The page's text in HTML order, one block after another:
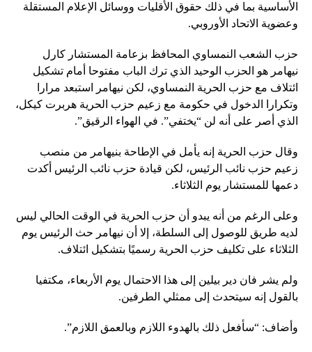
الأساسية بما في ذلك حقوق الأقليات ووسائل الإعلام المستقلة
وعضوية الاتحاد الأوروبي.
حزب الشعب النمساوي المحافظ بزعامة المستشار كارل
نيهامر هو الحزب الوحيد الذي ترك الباب مفتوحا أمام تشكيل
ائتلاف مع حزب الحرية النمساوي، لكن نيهامر استبعد مرارا
وتكرارا الدخول في حكومة مع زعيم حزب الحرية هربرت كيكل،
الذي أصر على أنه لن “يختفي”. في الهواء الرقيق”.
وقال حزب الحرية إنه يأمل في الإطاحة بنيهامر من منصب
زعيم حزب نائب الرئيس، لكن قيادة حزب نائب الرئيس أكدت
دعمها للمستشار يوم الثلاثاء.
وعلى الرغم من أنه يبدو أن حزب الحرية في الوقت الحالي ليس
لديه طريق للوصول إلى السلطة، إلا أن نيهامر حث الرئيس يوم
الثلاثاء على تكليف حزب الحرية رسميًا بتشكيل ائتلاف.
ولم يشر فان دير بيلين إلى هذا الاحتمال يوم الأربعاء، مكتفيا
بالقول إنه سيتحدث إلى ممثلي الطرفين.
وأضاف: “سأفعل ذلك بالهدوء اللازم وبالعمق اللازم”.